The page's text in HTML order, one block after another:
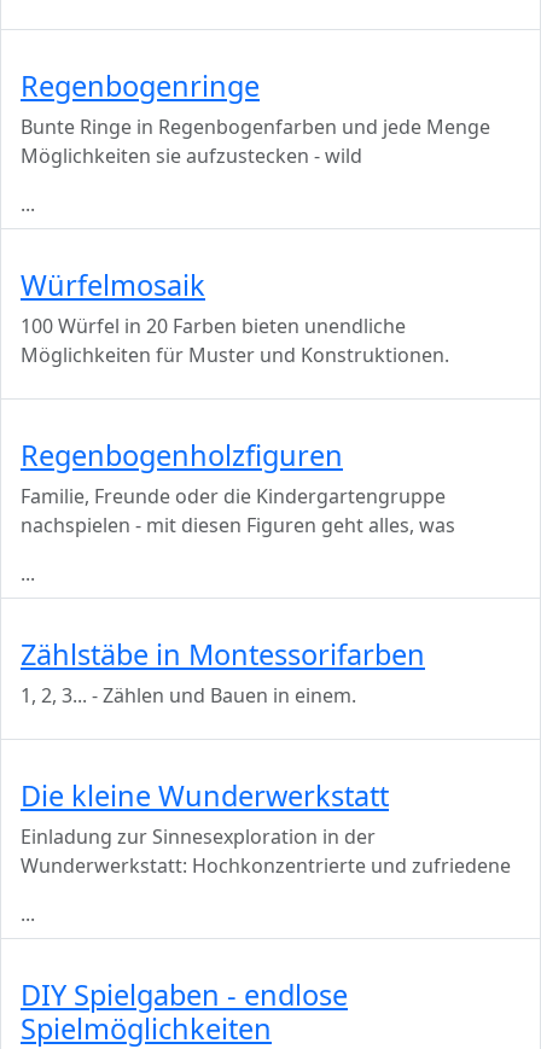
Regenbogenringe
Bunte Ringe in Regenbogenfarben und jede Menge
Möglichkeiten sie aufzustecken - wild
...
Würfelmosaik
100 Würfel in 20 Farben bieten unendliche
Möglichkeiten für Muster und Konstruktionen.
Regenbogenholzfiguren
Familie, Freunde oder die Kindergartengruppe
nachspielen - mit diesen Figuren geht alles, was
...
Zählstäbe in Montessorifarben
1, 2, 3... - Zählen und Bauen in einem.
Die kleine Wunderwerkstatt
Einladung zur Sinnesexploration in der
Wunderwerkstatt: Hochkonzentrierte und zufriedene
...
DIY Spielgaben - endlose
Spielmöglichkeiten